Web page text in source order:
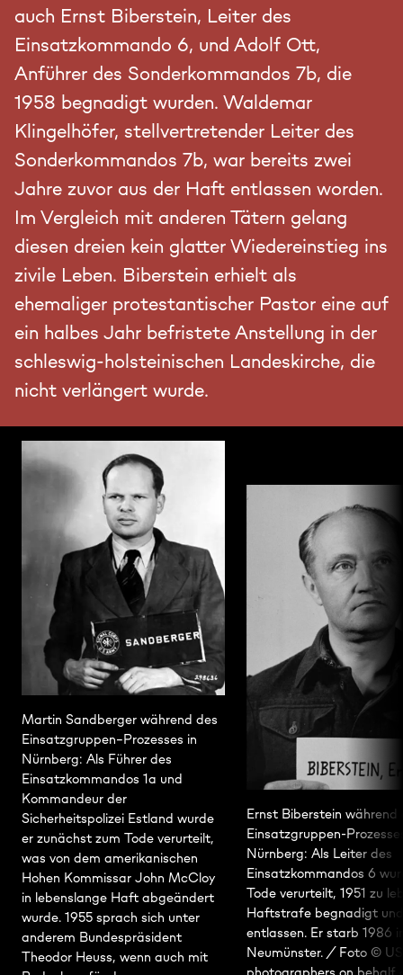
auch Ernst Biberstein, Leiter des
Einsatzkommando 6, und Adolf Ott,
Anführer des Sonderkommandos 7b, die
1958 begnadigt wurden. Waldemar
Klingelhöfer, stellvertretender Leiter des
Sonderkommandos 7b, war bereits zwei
Jahre zuvor aus der Haft entlassen worden.
Im Vergleich mit anderen Tätern gelang
diesen dreien kein glatter Wiedereinstieg ins
zivile Leben. Biberstein erhielt als
ehemaliger protestantischer Pastor eine auf
ein halbes Jahr befristete Anstellung in der
schleswig-holsteinischen Landeskirche, die
nicht verlängert wurde.
Martin Sandberger während des
Einsatzgruppen–Prozesses in
Nürnberg: Als Führer des
Einsatzkommandos 1a und
Kommandeur der
Sicherheitspolizei Estland wurde
er zunächst zum Tode verurteilt,
was von dem amerikanischen
Hohen Kommissar John McCloy
in lebenslange Haft abgeändert
wurde. 1955 sprach sich unter
anderem Bundespräsident
Theodor Heuss, wenn auch mit
Ernst Biberstein während
Einsatzgruppen-
Nürnberg: Als Leiter des
Einsatzkommandos 6
Tode verurteilt, 1951 zu
Haftstrafe begnadigt
entlassen. Er starb 1986
Neumünster. / Foto ©